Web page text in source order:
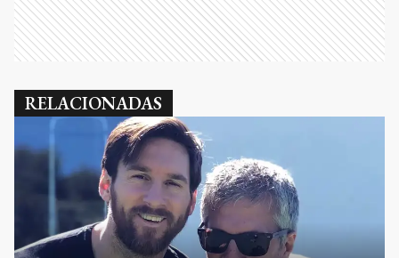
RELACIONADAS